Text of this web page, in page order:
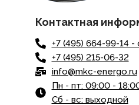
БРОНИРОВАННЫЙ
КОЛИЧЕСТВО ЖИЛ
Контактная
+7 (495) 664-99-14
+7 (495) 215-06-32
info@mkc-energo.ru
Пн - пт: 09:00 -
Сб - вс: выходной